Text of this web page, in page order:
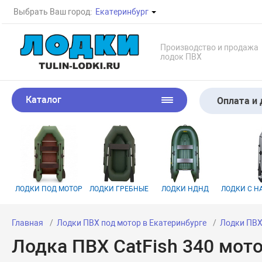
Выбрать Ваш город: Екатеринбург
Производство и продажа
лодок ПВХ
Каталог Оплата и
ЛОДКИ ПОД МОТОР ЛОДКИ ГРЕБНЫЕ ЛОДКИ НДНД ЛОДКИ С
Главная Лодки ПВХ под мотор в Екатеринбурге Лодки ПВХ
Лодка ПВХ CatFish 340